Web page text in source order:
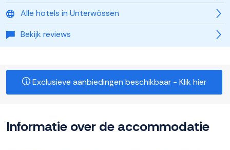
Alle hotels in Unterwössen
Bekijk reviews
Exclusieve aanbiedingen beschikbaar - Klik hier
Informatie over de accommodatie